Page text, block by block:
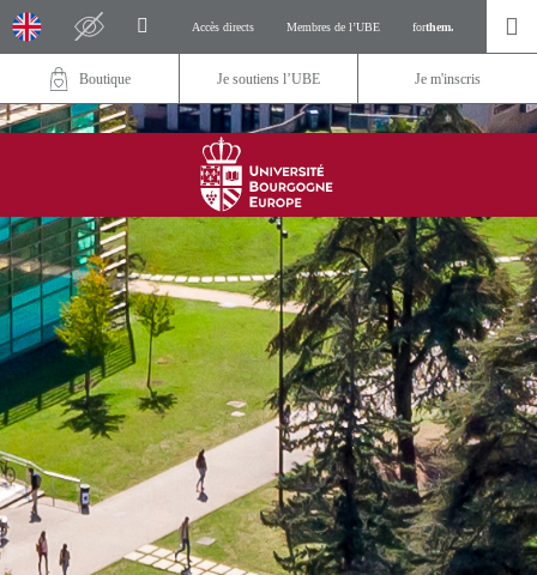
Accès directs Membres de l’UBE forthem.
Boutique Je soutiens l’UBE Je m'inscris